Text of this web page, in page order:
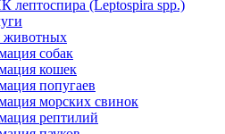
(Leptospira spp.)
животных
собак
кошек
попугаев
морских свинок
рептилий